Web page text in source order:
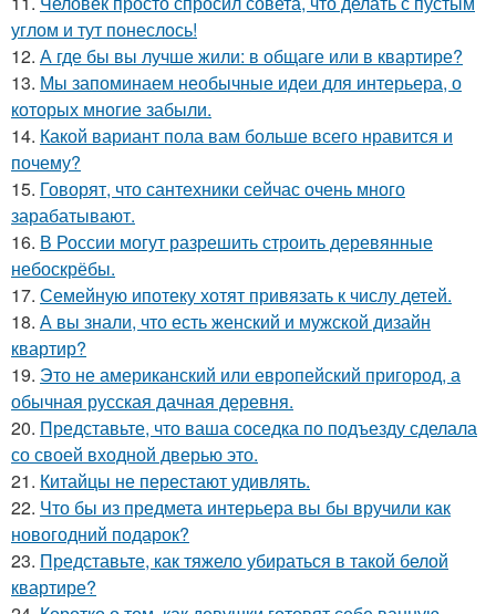
углом и тут понеслось!
12. А где бы вы лучше жили: в общаге или в квартире?
13. Мы запоминаем необычные идеи для интерьера, о
которых многие забыли.
14. Какой вариант пола вам больше всего нравится и
почему?
15. Говорят, что сантехники сейчас очень много
зарабатывают.
16. В России могут разрешить строить деревянные
небоскрёбы.
17. Семейную ипотеку хотят привязать к числу детей.
18. А вы знали, что есть женский и мужской дизайн
квартир?
19. Это не американский или европейский пригород, а
обычная русская дачная деревня.
20. Представьте, что ваша соседка по подъезду сделала
со своей входной дверью это.
21. Китайцы не перестают удивлять.
22. Что бы из предмета интерьера вы бы вручили как
новогодний подарок?
23. Представьте, как тяжело убираться в такой белой
квартире?